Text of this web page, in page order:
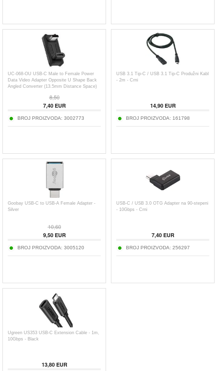
UC-068-OU USB-C Male to Female Power
Data Video Adapter Opposite U Shape Back
Angled Converter (13.5mm Distance Space)
8,50
7,40EUR
BROJ PROIZVODA: 3002773
USB 3.1 Tip-C / USB 3.1 Tip-C Produžni Kabl
- 2m - Crni
14,90EUR
BROJ PROIZVODA: 161798
Goobay USB-C to USB-A Female Adapter -
Silver
10,60
9,50EUR
BROJ PROIZVODA: 3005120
USB-C / USB 3.0 OTG Adapter na 90-stepeni
- 10Gbps - Crni
7,40EUR
BROJ PROIZVODA: 256297
Ugreen US353 USB-C Extension Cable - 1m,
10Gbps - Black
13,80EUR